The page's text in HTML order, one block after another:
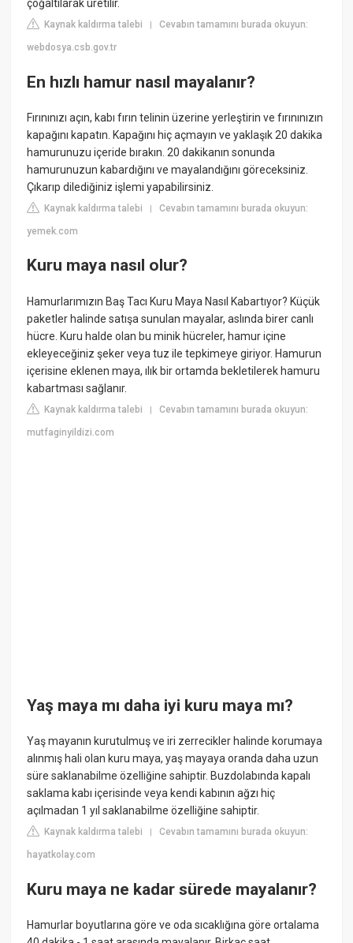
çoğaltılarak üretilir.
Kaynak kaldırma talebi |Cevabın tamamını burada okuyun:
webdosya.csb.gov.tr
En hızlı hamur nasıl mayalanır?
Fırınınızı açın, kabı fırın telinin üzerine yerleştirin ve fırınınızın
kapağını kapatın. Kapağını hiç açmayın ve yaklaşık 20 dakika
hamurunuzu içeride bırakın. 20 dakikanın sonunda
hamurunuzun kabardığını ve mayalandığını göreceksiniz.
Çıkarıp dilediğiniz işlemi yapabilirsiniz.
Kaynak kaldırma talebi |Cevabın tamamını burada okuyun:
yemek.com
Kuru maya nasıl olur?
Hamurlarımızın Baş Tacı Kuru Maya Nasıl Kabartıyor? Küçük
paketler halinde satışa sunulan mayalar, aslında birer canlı
hücre. Kuru halde olan bu minik hücreler, hamur içine
ekleyeceğiniz şeker veya tuz ile tepkimeye giriyor. Hamurun
içerisine eklenen maya, ılık bir ortamda bekletilerek hamuru
kabartması sağlanır.
Kaynak kaldırma talebi |Cevabın tamamını burada okuyun:
mutfaginyildizi.com
Yaş maya mı daha iyi kuru maya mı?
Yaş mayanın kurutulmuş ve iri zerrecikler halinde korumaya
alınmış hali olan kuru maya, yaş mayaya oranda daha uzun
süre saklanabilme özelliğine sahiptir. Buzdolabında kapalı
saklama kabı içerisinde veya kendi kabının ağzı hiç
açılmadan 1 yıl saklanabilme özelliğine sahiptir.
Kaynak kaldırma talebi |Cevabın tamamını burada okuyun:
hayatkolay.com
Kuru maya ne kadar sürede mayalanır?
Hamurlar boyutlarına göre ve oda sıcaklığına göre ortalama